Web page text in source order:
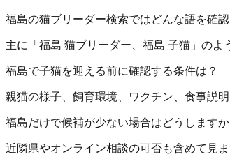
福島の猫ブリーダー検索ではどんな語を確
主に「福島 猫ブリーダー、福島 子猫」の
福島で子猫を迎える前に確認する条件は？
親猫の様子、飼育環境、ワクチン、食事説
福島だけで候補が少ない場合はどうしますか
近隣県やオンライン相談の可否も含めて見